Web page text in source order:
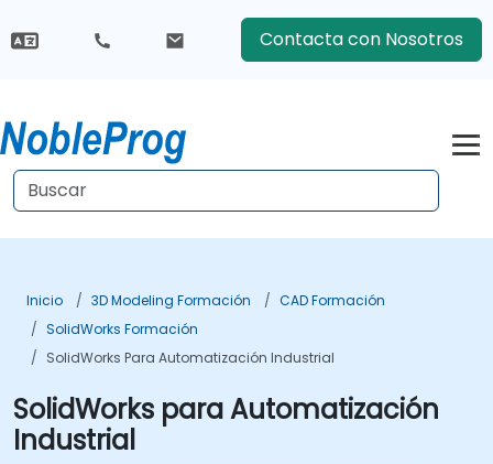
Contacta con Nosotros
Inicio 3D Modeling Formación
CAD Formación
SolidWorks Formación
SolidWorks Para Automatización Industrial
SolidWorks para Automatización
Industrial